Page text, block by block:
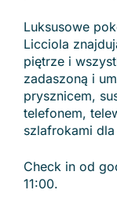
Luksusowe
Licciola
piętrze i
zadaszoną i
prysznicem,
telefonem,
szlafrokami
Check in od
11:00.